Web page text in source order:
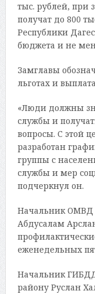
тыс. рублей, при
получат до 800
Республики
бюджета и не
Замглавы
льготах и
«Люди должны
службы и
вопросы. С этой
разработан
группы с
службы и мер
подчеркнул он.
Начальник ОМВД
Абдусалам
еженедельных
Начальник
району Руслан